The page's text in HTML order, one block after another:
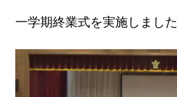
一学期終業式を実施しました